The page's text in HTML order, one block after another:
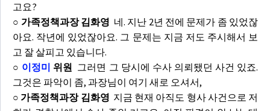
고요?
○ 가족정책과장 김화영 네. 지난 2년 전에 문제가 좀 있었잖
아요. 작년에 있었잖아요. 그 문제는 지금 저도 주시해서 보
고 잘 살피고 있습니다.
○ 이정미 위원 그러면 그 당시에 수사 의뢰됐던 사건 있죠.
그것은 파악이 좀, 과장님이 여기 새로 오셔서,
○ 가족정책과장 김화영 지금 현재 아직도 형사 사건으로 저